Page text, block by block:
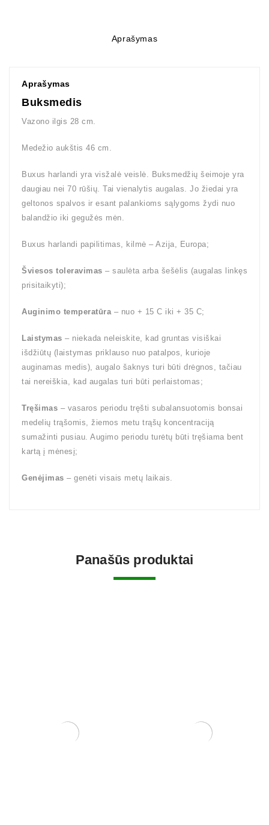
Aprašymas
Aprašymas
Buksmedis
Vazono ilgis 28 cm.
Medežio aukštis 46 cm.
Buxus harlandi yra visžalė veislė. Buksmedžių šeimoje yra
daugiau nei 70 rūšių. Tai vienalytis augalas. Jo žiedai yra
geltonos spalvos ir esant palankioms sąlygoms žydi nuo
balandžio iki gegužės mėn.
Buxus harlandi papilitimas, kilmė – Azija, Europa;
Šviesos toleravimas – saulėta arba šešėlis (augalas linkęs
prisitaikyti);
Auginimo temperatūra– nuo + 15 C iki + 35 C;
Laistymas – niekada neleiskite, kad gruntas visiškai
išdžiūtų (laistymas priklauso nuo patalpos, kurioje
auginamas medis), augalo šaknys turi būti drėgnos, tačiau
tai nereiškia, kad augalas turi būti perlaistomas;
Tręšimas – vasaros periodu tręšti subalansuotomis bonsai
medelių trąšomis, žiemos metu trąšų koncentraciją
sumažinti pusiau. Augimo periodu turėtų būti tręšiama bent
kartą į mėnesį;
Genėjimas – genėti visais metų laikais.
Panašūs produktai